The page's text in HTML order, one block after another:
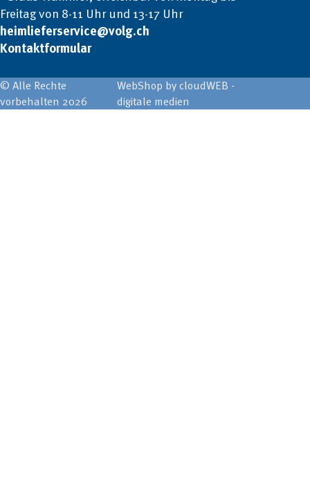
Freitag von 8-11 Uhr und 13-17 Uhr
heimlieferservice@volg.ch
Kontaktformular
© Alle Rechte
vorbehalten 2026
WebShop by cloudWEB -
digitale medien